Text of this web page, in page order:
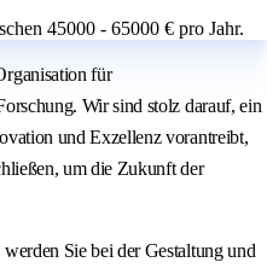
45000 - 65000 € pro Jahr.
für
Wir sind stolz darauf, ein
und Exzellenz vorantreibt,
um die Zukunft der
Sie bei der Gestaltung und